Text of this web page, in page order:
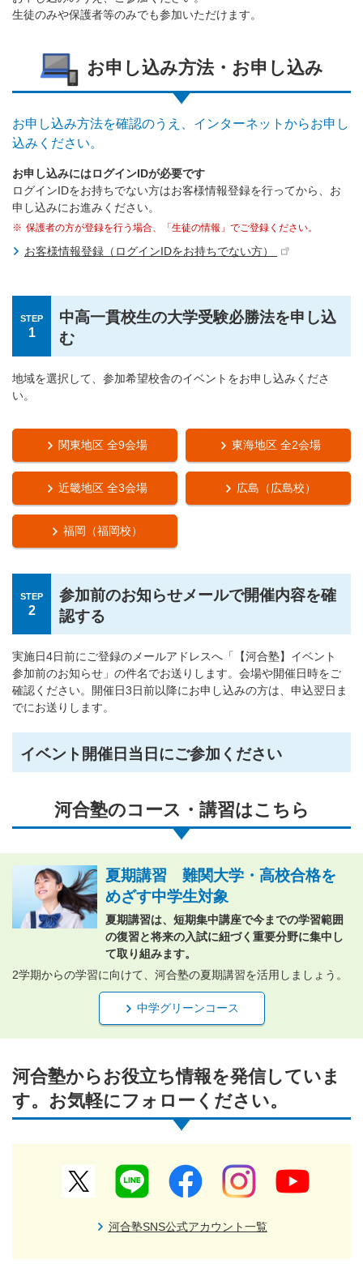
生徒のみや保護者等のみでも参加いただけます。
お申し込み方法・お申し込み
お申し込み方法を確認のうえ、インターネットからお申し
込みください。
お申し込みにはログインIDが必要です
ログインIDをお持ちでない方はお客様情報登録を行ってから、お
申し込みにお進みください。
保護者の方が登録を行う場合、「生徒の情報」でご登録ください。
お客様情報登録（ログインIDをお持ちでない方）
STEP
1
中高一貫校生の大学受験必勝法を申し込
む
地域を選択して、参加希望校舎のイベントをお申し込みくださ
い。
関東地区 全9会場 東海地区 全2会場
近畿地区 全3会場 広島（広島校）
福岡（福岡校）
STEP
2
参加前のお知らせメールで開催内容を確
認する
実施日4日前にご登録のメールアドレスへ「【河合塾】イベント
参加前のお知らせ」の件名でお送りします。会場や開催日時をご
確認ください。開催日3日前以降にお申し込みの方は、申込翌日ま
でにお送りします。
イベント開催日当日にご参加ください
河合塾のコース・講習はこちら
夏期講習 難関大学・高校合格を
めざす中学生対象
夏期講習は、短期集中講座で今までの学習範囲
の復習と将来の入試に紐づく重要分野に集中し
て取り組みます。
2学期からの学習に向けて、河合塾の夏期講習を活用しましょう。
中学グリーンコース
河合塾からお役立ち情報を発信していま
す。お気軽にフォローください。
河合塾SNS公式アカウント一覧